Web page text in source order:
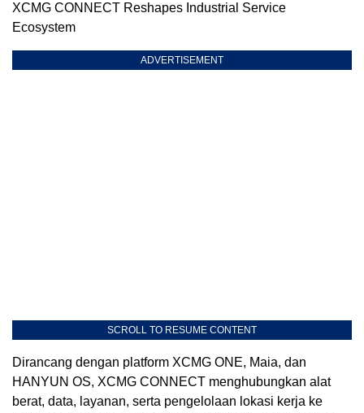
XCMG CONNECT Reshapes Industrial Service
Ecosystem
ADVERTISEMENT
SCROLL TO RESUME CONTENT
Dirancang dengan platform XCMG ONE, Maia, dan
HANYUN OS, XCMG CONNECT menghubungkan alat
berat, data, layanan, serta pengelolaan lokasi kerja ke